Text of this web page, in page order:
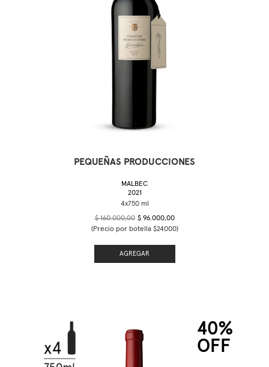
PEQUEÑAS PRODUCCIONES
MALBEC
2021
$ 160.000,00 $ 96.000,00
(Precio por botella $24000)
AGREGAR
40%
OFF